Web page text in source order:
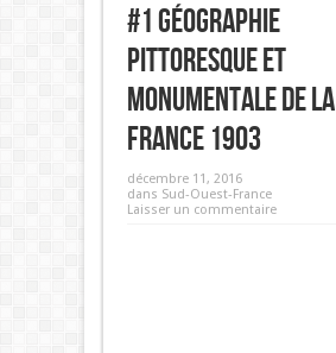
#1 GÉOGRAPHIE
PITTORESQUE ET
MONUMENTALE DE LA
FRANCE 1903
décembre 11, 2016
dans Sud-Ouest-France
Laisser un commentaire